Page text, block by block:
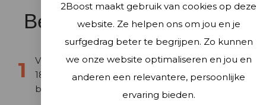
2Boost maakt gebruik van cookies op deze
website. Ze helpen ons om jou en je
surfgedrag beter te begrijpen. Zo kunnen
we onze website optimaliseren en jou en
anderen een relevantere, persoonlijke
ervaring bieden.
Bereidingswijze
Verwarm de oven voor op
180°C en beleg een
bakvorm met bakpapier.
(uitgelekt)
Eieren